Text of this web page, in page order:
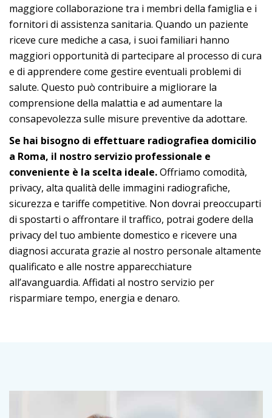
maggiore collaborazione tra i membri della famiglia e i
fornitori di assistenza sanitaria. Quando un paziente
riceve cure mediche a casa, i suoi familiari hanno
maggiori opportunità di partecipare al processo di cura
e di apprendere come gestire eventuali problemi di
salute. Questo può contribuire a migliorare la
comprensione della malattia e ad aumentare la
consapevolezza sulle misure preventive da adottare.
Se hai bisogno di effettuare radiografiea domicilio
a Roma, il nostro servizio professionale e
conveniente è la scelta ideale.Offriamo comodità,
privacy, alta qualità delle immagini radiografiche,
sicurezza e tariffe competitive. Non dovrai preoccuparti
di spostarti o affrontare il traffico, potrai godere della
privacy del tuo ambiente domestico e ricevere una
diagnosi accurata grazie al nostro personale altamente
qualificato e alle nostre apparecchiature
all’avanguardia. Affidati al nostro servizio per
risparmiare tempo, energia e denaro.